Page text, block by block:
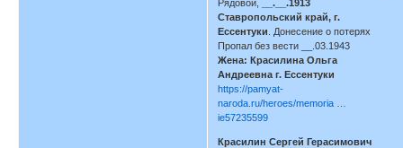
Рядовой,
__.__.1913
Ставропольский край, г.
Ессентуки . Донесение о потерях
Пропал без вести __.03.1943
Жена: Красилина Ольга
Андреевна г. Ессентуки
https://pamyat-
naroda.ru/heroes/memoria …
ie57235599
Красилин Сергей Герасимович